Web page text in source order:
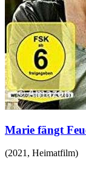
Marie fängt
(2021 , Heimatfilm)